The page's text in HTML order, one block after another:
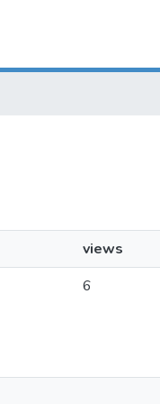
views
6